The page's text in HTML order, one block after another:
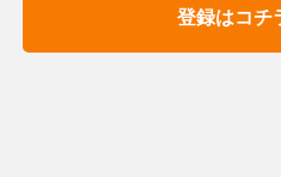
登録はコチ